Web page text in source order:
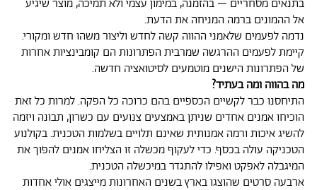
בתנאים מסחריים – בהזמנה, במימון עצמי ולא תמיכה, מוצר שיגיע
אל ההמונים ברמה המניחה את הדעת.
נדמה לפעמים שלאמני ההווה קשה לחדש וליצור משהו חדש ומקורי.
קיימת לפעמים ההרגשה שמרבית הפתרונות הם קומבינציות אחרות
של הפתרונות הישנים מוטמעים לסיטואציה חדשה.
מה בהווה ומה בעתיד?
התיחסנו כבר לקשיים הכספיים בהם כרוכה כל הפקה. למרות כל זאת
הוכיחו אמנים אחדים שניתן באמצעים צנועים עם כשרון, תבונה ויזמה
להשיג איכות ורמה אמנותית שאינם תלויים בשלמות הטכנית. בקולנוע
הטכניקה עולה בכסף. כדי לעקוף מכשלה זו הצליחו אמנים להפוך את
המיגבלה לאפקט ואפילו להתגדר במיכשלה הטכנית.
ארבעה סרטים שהוצגו בארץ בשנים האחרונות מייצגים אולי אחדות